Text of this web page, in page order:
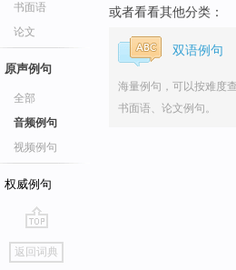
书面语
论文
原声例句
全部
音频例句
视频例句
权威例句
go
top
返回词典
或者看看其他分类：
双语例句
海量例句，可以按难度查
书面语、论文例句。